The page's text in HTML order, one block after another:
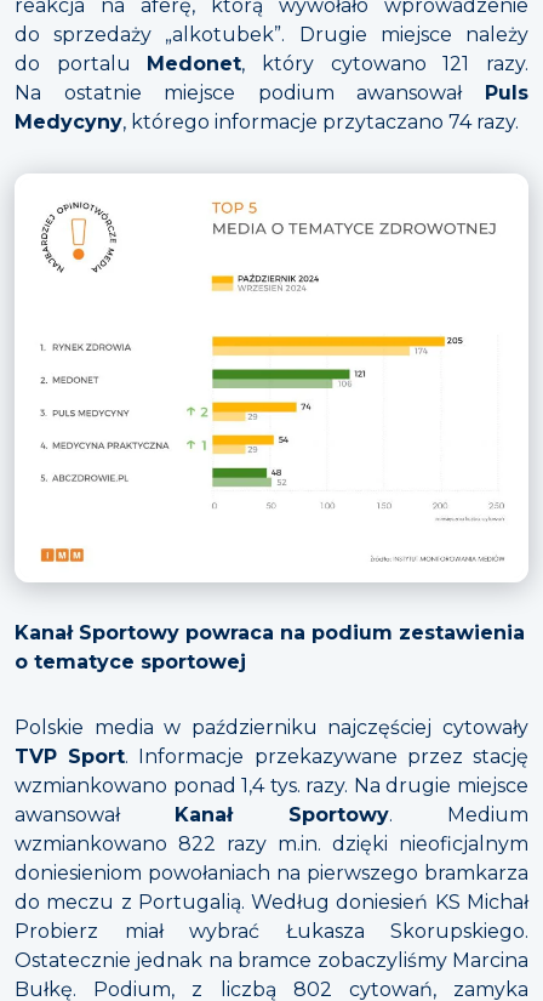
reakcja na aferę, którą wywołało wprowadzenie
do sprzedaży „alkotubek”. Drugie miejsce należy
do portalu Medonet, który cytowano 121 razy.
Na ostatnie miejsce podium awansował Puls
Medycyny, którego informacje przytaczano 74 razy.
Kanał Sportowy powraca na podium zestawienia
o tematyce sportowej
Polskie media w październiku najczęściej cytowały
TVP Sport. Informacje przekazywane przez stację
wzmiankowano ponad 1,4 tys. razy. Na drugie miejsce
awansował Kanał Sportowy. Medium
wzmiankowano 822 razy m.in. dzięki nieoficjalnym
doniesieniom powołaniach na pierwszego bramkarza
do meczu z Portugalią. Według doniesień KS Michał
Probierz miał wybrać Łukasza Skorupskiego.
Ostatecznie jednak na bramce zobaczyliśmy Marcina
Bułkę. Podium, z liczbą 802 cytowań, zamyka